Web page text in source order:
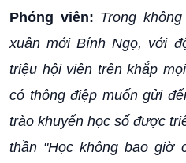
Phóng viên: Trong
xuân mới Bính Ngọ, với
triệu hội viên trên khắp
có thông điệp muốn gửi
trào khuyến học số được
thần "Học không bao giờ